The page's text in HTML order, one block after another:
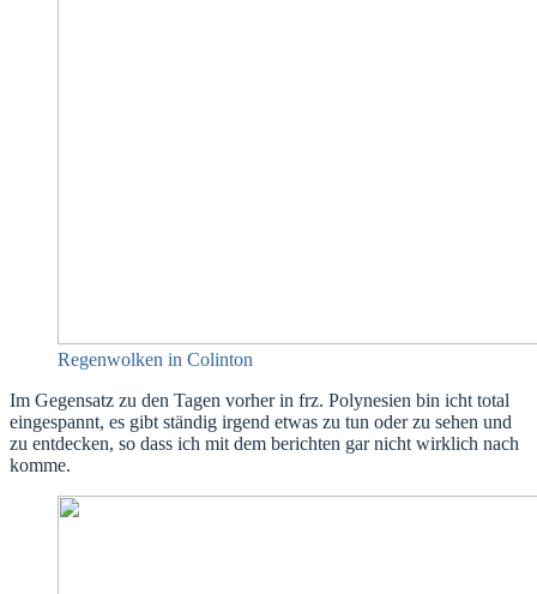
Regenwolken in Colinton
Im Gegensatz zu den Tagen vorher in frz. Polynesien bin icht total
eingespannt, es gibt ständig irgend etwas zu tun oder zu sehen und
zu entdecken, so dass ich mit dem berichten gar nicht wirklich nach
komme.